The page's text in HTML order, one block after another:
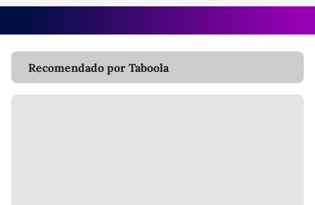
Recomendado por Taboola